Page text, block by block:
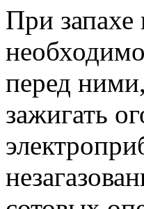
При запахе
перед
зажигать